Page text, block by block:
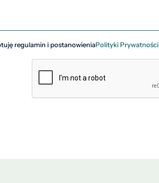
regulamin i postanowieniaPolityki Prywatności